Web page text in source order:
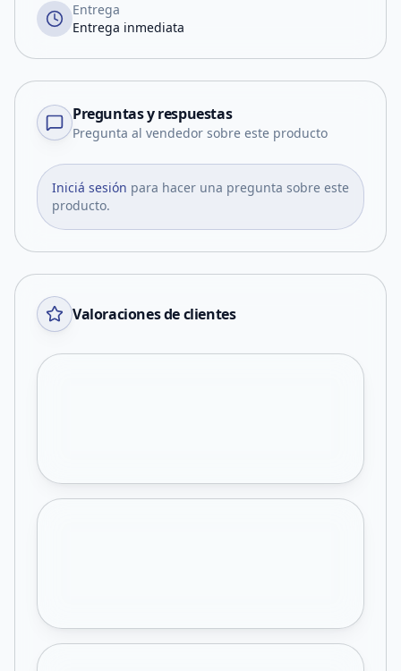
Entrega
Entrega inmediata
Preguntas y respuestas
Pregunta al vendedor sobre este producto
Iniciá sesión para hacer una pregunta sobre este
producto.
Valoraciones de clientes